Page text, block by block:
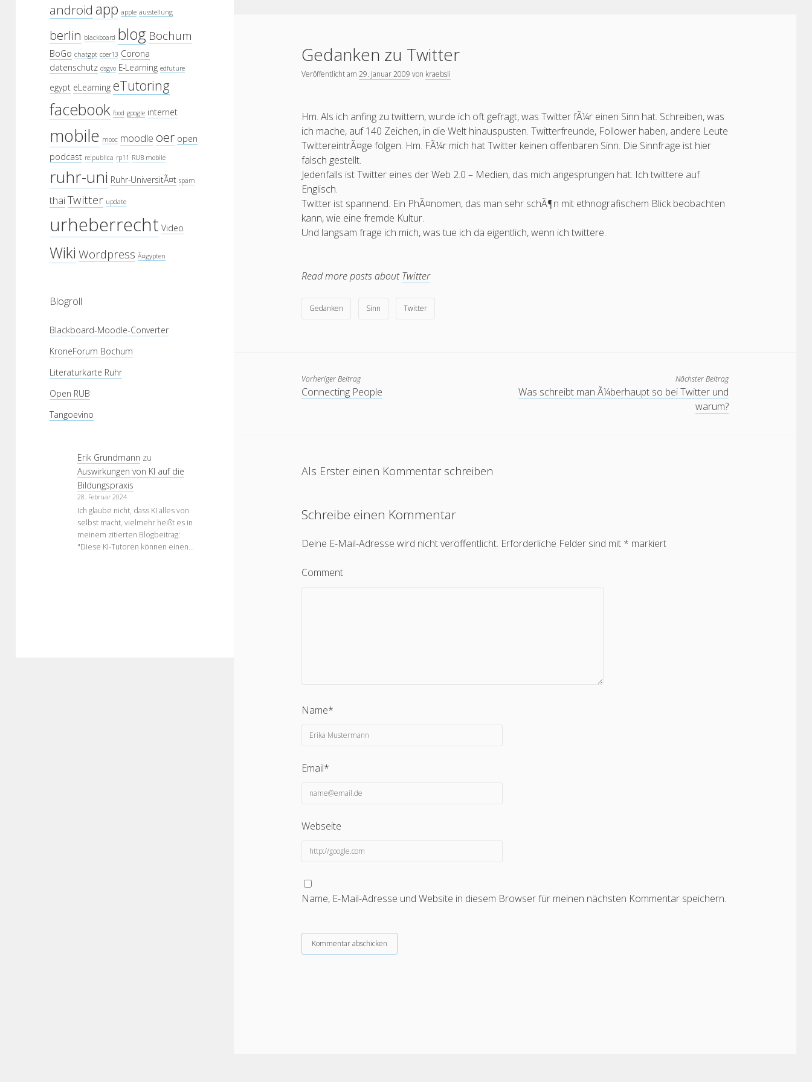
android app apple ausstellung
berlin blackboard blog Bochum
BoGo chatgpt coer13 Corona
datenschutz dsgvo E-Learning edfuture
egypt eLearning eTutoring
facebook food google internet
mobile mooc moodle oer open
podcast re:publica rp11 RUB mobile
ruhr-uni Ruhr-UniversitÃ¤t spam
thaiTwitter update
urheberrecht Video
Wiki Wordpress Ã¤gypten
Blogroll
Blackboard-Moodle-Converter
KroneForum Bochum
Literaturkarte Ruhr
Open RUB
Tangoevino
Erik Grundmann zu
Auswirkungen von KI auf die
Bildungspraxis
28. Februar 2024
Ich glaube nicht, dass KI alles von
selbst macht, vielmehr heißt es in
meinem zitierten Blogbeitrag:
"Diese KI-Tutoren können einen…
Gedanken zu Twitter
Veröffentlicht am29. Januar 2009 von kraebsli
Hm. Als ich anfing zu twittern, wurde ich oft gefragt, was Twitter fÃ¼r einen Sinn hat. Schreiben, was
ich mache, auf 140 Zeichen, in die Welt hinauspusten. Twitterfreunde, Follower haben, andere Leute
TwittereintrÃ¤ge folgen. Hm. FÃ¼r mich hat Twitter keinen offenbaren Sinn. Die Sinnfrage ist hier
falsch gestellt.
Jedenfalls ist Twitter eines der Web 2.0 – Medien, das mich angesprungen hat. Ich twittere auf
Englisch.
Twitter ist spannend. Ein PhÃ¤nomen, das man sehr schÃ¶n mit ethnografischem Blick beobachten
kann, wie eine fremde Kultur.
Und langsam frage ich mich, was tue ich da eigentlich, wenn ich twittere.
Read more posts about Twitter
Gedanken Sinn Twitter
Vorheriger Beitrag
Connecting People
Nächster Beitrag
Was schreibt man Ã¼berhaupt so bei Twitter und
warum?
Als Erster einen Kommentar schreiben
Schreibe einen Kommentar
Deine E-Mail-Adresse wird nicht veröffentlicht. Erforderliche Felder sind mit * markiert
Comment
Name*
Email*
Webseite
Name, E-Mail-Adresse und Website in diesem Browser für meinen nächsten Kommentar speichern.